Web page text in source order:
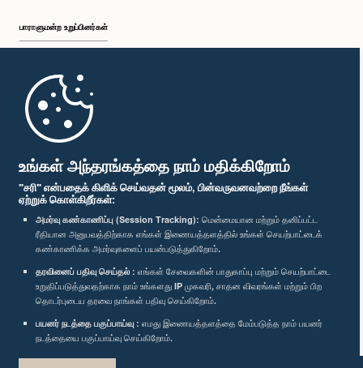
உங்கள் அந்தரங்கத்தை நாம் மதிக்கிறோம்
"சரி" என்பதைக் கிளிக் செய்வதன் மூலம், பின்வருவனவற்றை நீங்கள்
ஏற்றுக் கொள்கிறீர்கள்:
அமர்வு கண்காணிப்பு (Session Tracking): மென்மையான மற்றும் தனிப்பட்ட
ரீதியான அனுபவத்திற்காக எங்கள் இணையத்தளத்தில் உங்கள் செயற்பாட்டைக்
கண்காணிக்க அமர்வுகளைப் பயன்படுத்துகிறோம்.
தரவினைப் பதிவு செய்தல் : எங்கள் சேவைகளின் பாதுகாப்பு மற்றும் செயற்பாட்டை
உறுதிப்படுத்துவதற்காக நாம் உங்களது IP முகவரி, சாதன விவரங்கள் மற்றும் பிற
தொடர்புடைய தரவை நாங்கள் பதிவு செய்கிறோம்.
பயனர் நடத்தை பகுப்பாய்வு : எமது இணையத்தளத்தை மேம்படுத்த நாம் பயனர்
நடத்தையை பகுப்பாய்வு செய்கிறோம்.
பாராளுமன்ற உறுப்பினர்கள்
முதற்பக்கம்
பாராளுமன்ற கையடக்க செயலி
எம்மை பின்தொடர்க :
விருதுகள்
தனியுரிமைக் கொள்கை